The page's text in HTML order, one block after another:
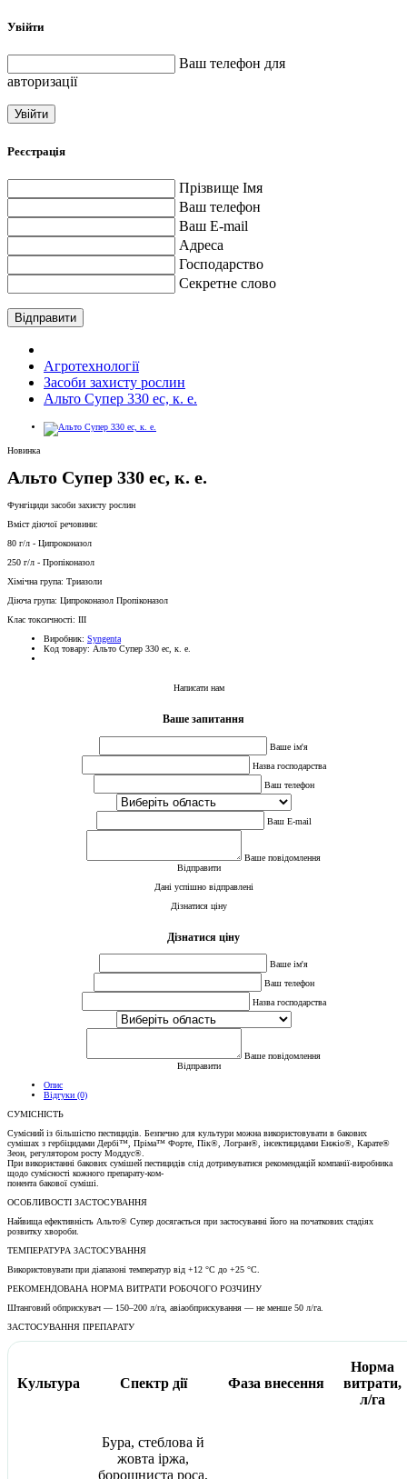
Увійти
Ваш телефон для
авторизації
Увійти
Реєстрація
Прізвище Імя
Ваш телефон
Ваш E-mail
Адреса
Господарство
Секретне слово
Відправити
Агротехнології
Засоби захисту рослин
Альто Супер 330 ес, к. е.
Новинка
Альто Супер 330 ес, к. е.
Фунгіциди засоби захисту рослин
Вміст діючої речовини:
80 г/л - Ципроконазол
250 г/л - Пропіконазол
Хімічна група: Триазоли
Діюча група: Ципроконазол Пропіконазол
Клас токсичності: III
Виробник: Syngenta
Код товару: Альто Супер 330 ес, к. е.
Написати нам
Ваше запитання
Ваше ім'я
Назва господарства
Ваш телефон
Ваш E-mail
Ваше повідомлення
Відправити
Дані успішно відправлені
Дізнатися ціну
Дізнатися ціну
Ваше ім'я
Ваш телефон
Назва господарства
Ваше повідомлення
Відправити
Опис
Відгуки (0)
СУМІСНІСТЬ
Сумісний із більшістю пестицидів. Безпечно для культури можна використовувати в бакових
сумішах з гербіцидами Дербі™, Пріма™ Форте, Пік®, Логран®, інсектицидами Енжіо®, Карате®
Зеон, регулятором росту Моддус®.
При використанні бакових сумішей пестицидів слід дотримуватися рекомендацій компанії-виробника
щодо сумісності кожного препарату-ком-
понента бакової суміші.
ОСОБЛИВОСТІ ЗАСТОСУВАННЯ
Найвища ефективність Альто® Супер досягається при застосуванні його на початкових стадіях
розвитку хвороби.
ТЕМПЕРАТУРА ЗАСТОСУВАННЯ
Використовувати при діапазоні температур від +12 °С до +25 °С.
РЕКОМЕНДОВАНА НОРМА ВИТРАТИ РОБОЧОГО РОЗЧИНУ
Штанговий обприскувач — 150–200 л/га, авіаобприскування — не менше 50 л/га.
ЗАСТОСУВАННЯ ПРЕПАРАТУ
Культура Спектр дії Фаза внесення
Норма
витрати,
л/га
Бура, стеблова й
жовта іржа,
борошниста роса,